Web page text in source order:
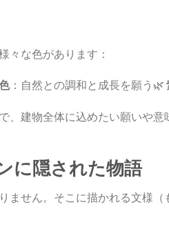
々な色があります：
：自然との調和と成長を願う🌿
、建物全体に込めたい願いや
に隠された物語
ません。そこに描かれる文様